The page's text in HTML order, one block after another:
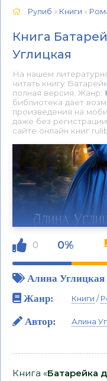
Рулиб » Книги »
Книга
Углицкая
На нашем
читать книгу
полная версия. Жанр:
библиотека дает
произведения на
даже без
сайте онлайн книг
0 0%
Алина Углицкая
Жанр:
Книги /
Автор: Алина
Книга «Батарейка